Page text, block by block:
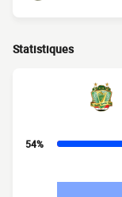
Statistiques
54%